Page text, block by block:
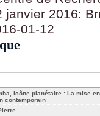
janvier 2016:
01-12
icône planétaire.: La mise
contemporain